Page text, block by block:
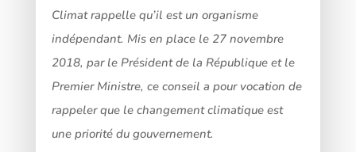
Climat rappelle qu’il est un organisme
indépendant. Mis en place le 27 novembre
2018, par le Président de la République et le
Premier Ministre, ce conseil a pour vocation de
rappeler que le changement climatique est
une priorité du gouvernement.